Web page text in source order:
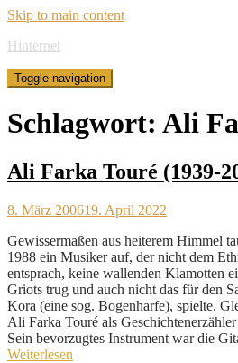
Skip to main content
Hinternet
Toggle navigation
Schlagwort: Ali
Ali Farka Touré (1939-
8. März 200619. April 2022
Gewissermaßen aus heiterem Himmel
1988 ein Musiker auf, der nicht dem
entsprach, keine wallenden Klamotten
Griots trug und auch nicht das für den
Kora (eine sog. Bogenharfe), spielte.
Ali Farka Touré als
Sein bevorzugtes Instrument war die
Weiterlesen